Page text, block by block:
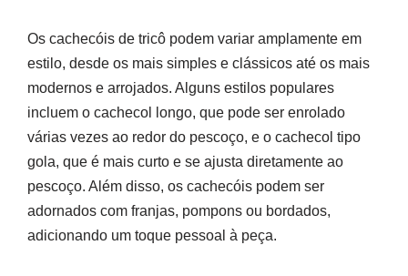
Os cachecóis de tricô podem variar amplamente em
estilo, desde os mais simples e clássicos até os mais
modernos e arrojados. Alguns estilos populares
incluem o cachecol longo, que pode ser enrolado
várias vezes ao redor do pescoço, e o cachecol tipo
gola, que é mais curto e se ajusta diretamente ao
pescoço. Além disso, os cachecóis podem ser
adornados com franjas, pompons ou bordados,
adicionando um toque pessoal à peça.